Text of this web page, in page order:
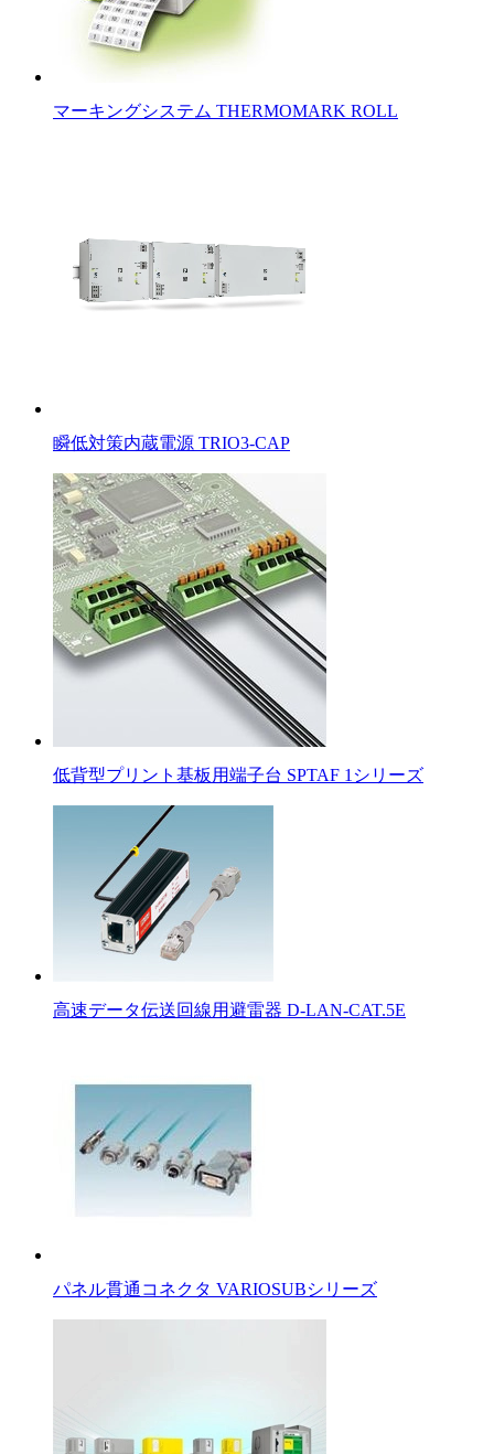
マーキングシステム THERMOMARK ROLL
瞬低対策内蔵電源 TRIO3-CAP
低背型プリント基板用端子台 SPTAF 1シリーズ
高速データ伝送回線用避雷器 D-LAN-CAT.5E
パネル貫通コネクタ VARIOSUBシリーズ